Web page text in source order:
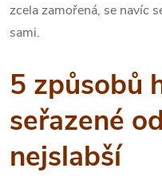
zcela zamořená, se navíc
sami.
5 způsobů
seřazené
nejslabší